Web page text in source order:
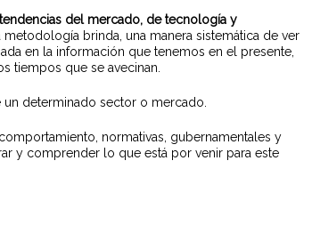
del mercado, de tecnología y
metodología brinda, una manera sistemática de ver
en la información que tenemos en el presente,
tiempos que se avecinan.
determinado sector o mercado.
normativas, gubernamentales y
y comprender lo que está por venir para este